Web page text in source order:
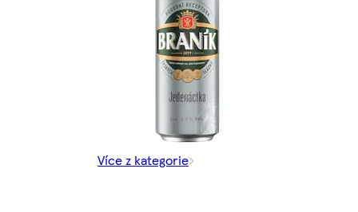
Více z kategorie